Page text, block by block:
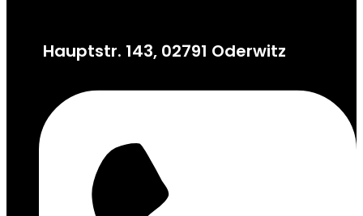
Hauptstr. 143, 02791 Oderwitz